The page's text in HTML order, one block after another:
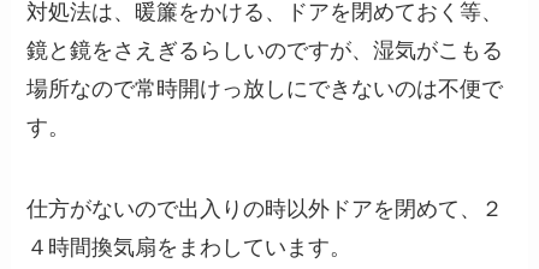
対処法は、暖簾をかける、ドアを閉めておく等、
鏡と鏡をさえぎるらしいのですが、湿気がこもる
場所なので常時開けっ放しにできないのは不便で
す。
仕方がないので出入りの時以外ドアを閉めて、２
４時間換気扇をまわしています。